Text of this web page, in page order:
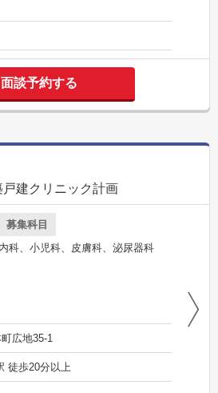
面談予約する
建クリニック計画
募集科目
内科、小児科、皮膚科、泌尿器科
広地35-1
徒歩20分以上